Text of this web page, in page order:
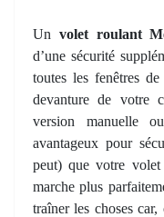
Un volet roulant
d’une sécurité
toutes les fenêtres
devanture de votre
version manuelle
avantageux pour
peut) que votre
marche plus
traîner les choses